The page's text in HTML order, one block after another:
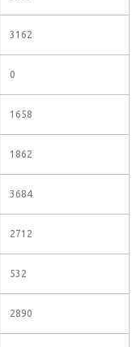
3162
0
1658
1862
3684
2712
532
2890